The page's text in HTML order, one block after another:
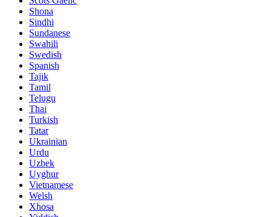
Shona
Sindhi
Sundanese
Swahili
Swedish
Spanish
Tajik
Tamil
Telugu
Thai
Turkish
Tatar
Ukrainian
Urdu
Uzbek
Uyghur
Vietnamese
Welsh
Xhosa